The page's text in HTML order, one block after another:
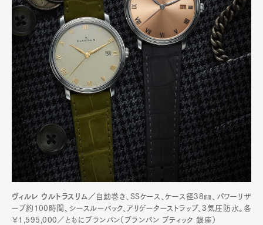
ヴィルレ ウルトラスリム／ 自動巻き、SSケース、ケース径38㎜、パワーリザ
ーブ約100時間、シースルーバック、アリゲーターストラップ、3気圧防水。各
￥1,595,000／ともにブランパン（ブランパン ブティック 銀座）